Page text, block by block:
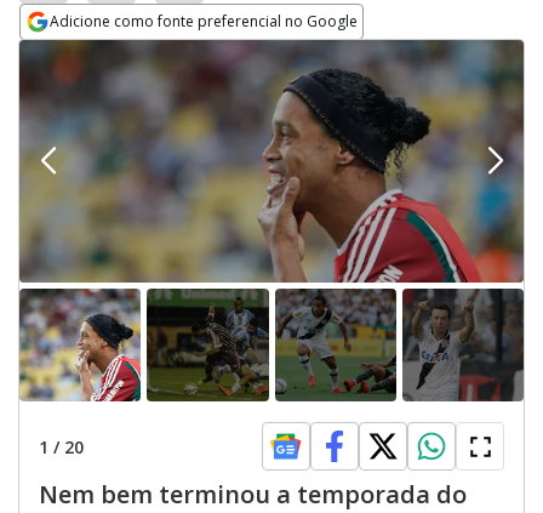
Adicione como fonte preferencial no Google
Opens in new window
1 / 20
Nem bem terminou a temporada do